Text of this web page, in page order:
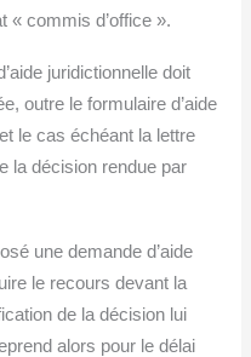
« commis d’office ».
juridictionnelle doit
outre le formulaire d’aide
le cas échéant la lettre
la décision rendue par
une demande d’aide
le recours devant la
de la décision lui
alors pour le délai